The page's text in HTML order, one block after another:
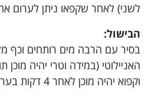
לשני) לאחר שקפאו ניתן לערום
הבישול:
בסיר עם הרבה מים רותחים וכף
האניילוטי (במידה וטרי יהיה מוכן
וקפוא יהיה מוכן לאחר 4 דקות בערך).